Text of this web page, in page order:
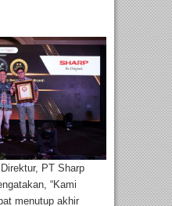
PT Sharp
“Kami
menutup akhir